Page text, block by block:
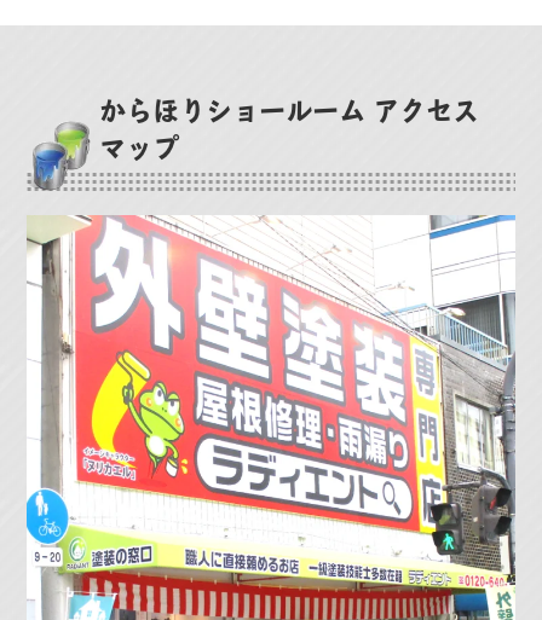
からほりショールーム アクセス
マップ